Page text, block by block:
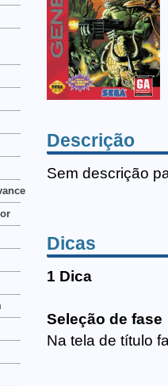
Descrição
Sem descrição
Dicas
1 Dica
Seleção de fase
Na tela de título